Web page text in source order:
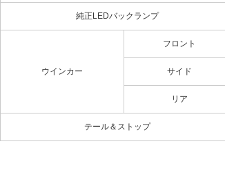
純正LEDバックランプ
ウインカー
フロント
サイド
リア
テール＆ストップ